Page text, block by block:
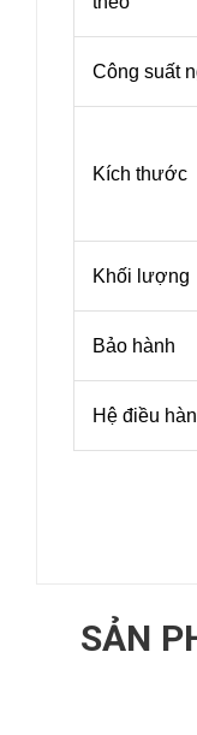
Công suất
Kích thước
Khối lượng
Bảo hành
Hệ điều
SẢN